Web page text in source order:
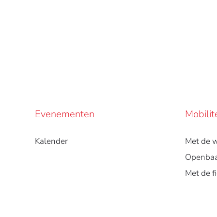
Evenementen
Kalender
Met de
Met de